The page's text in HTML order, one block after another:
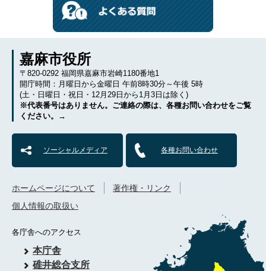
嘉麻市役所
〒820-0292 福岡県嘉麻市岩崎1180番地1
開庁時間：月曜日から金曜日 午前8時30分～午後 5時
(土・日曜日・祝日・12月29日から1月3日は除く)
※代表番号はありません。ご連絡の際は、各種お問い合わせをご覧
ください。→
ソーシャルメディア 各種お問い合わせ
各庁舎へのアクセス
本庁舎
碓井総合支所
ホームページについて
著作権・リンク
個人情報の取扱い